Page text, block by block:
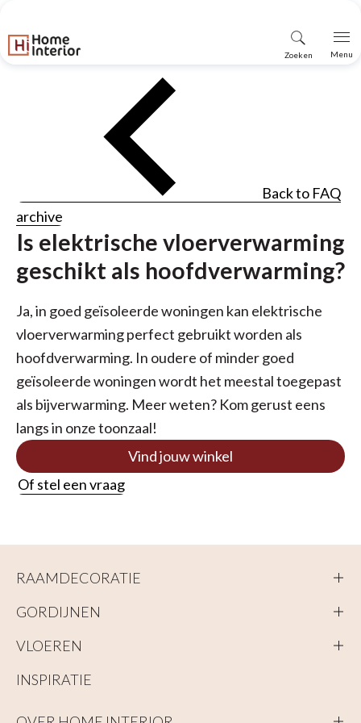
Zoeken Menu
Back to FAQ
archive
Is elektrische vloerverwarming
geschikt als hoofdverwarming?
Ja, in goed geïsoleerde woningen kan elektrische
vloerverwarming perfect gebruikt worden als
hoofdverwarming. In oudere of minder goed
geïsoleerde woningen wordt het meestal toegepast
als bijverwarming. Meer weten? Kom gerust eens
langs in onze toonzaal!
Vind jouw winkel
Of stel een vraag
RAAMDECORATIE
GORDIJNEN
VLOEREN
INSPIRATIE